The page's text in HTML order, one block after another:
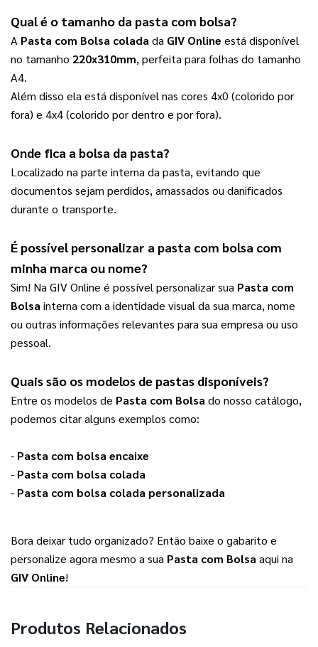
Qual é o tamanho da pasta com bolsa?
A Pasta com Bolsa colada da GIV Online está disponível
no tamanho 220x310mm, perfeita para folhas do tamanho
A4.
Além disso ela está disponível nas cores 4x0 (colorido por
fora) e 4x4 (colorido por dentro e por fora).
Onde fica a bolsa da pasta?
Localizado na parte interna da pasta, evitando que
documentos sejam perdidos, amassados ou danificados
durante o transporte.
É possível personalizar a pasta com bolsa com
minha marca ou nome?
Sim! Na GIV Online é possível personalizar sua Pasta com
Bolsa interna com a identidade visual da sua marca, nome
ou outras informações relevantes para sua empresa ou uso
pessoal.
Quais são os modelos de pastas disponíveis?
Entre os modelos de Pasta com Bolsa do nosso catálogo,
podemos citar alguns exemplos como:
- Pasta com bolsa encaixe
- Pasta com bolsa colada
- Pasta com bolsa colada personalizada
Bora deixar tudo organizado? Então baixe o gabarito e
personalize agora mesmo a sua Pasta com Bolsa
GIV Online!
Produtos Relacionados